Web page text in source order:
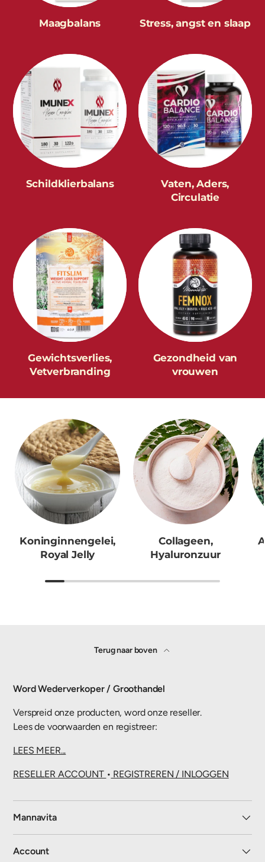
Maagbalans Stress, angst en slaap
Schildklierbalans
Vaten, Aders,
Circulatie
Gewichtsverlies,
Vetverbranding
Gezondheid van
vrouwen
Koninginnengelei,
Royal Jelly
Collageen,
Hyaluronzuur
Terug naar boven
Word Wederverkoper / Groothandel
Verspreid onze producten, word onze reseller.
Lees de voorwaarden en registreer:
LEES MEER...
RESELLER ACCOUNT • REGISTREREN / INLOGGEN
Mannavita
Account